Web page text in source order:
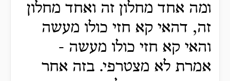
ומה אחד מחלון זה ואחד מחלון
זה, דהאי קא חזי כולו מעשה
והאי קא חזי כולו מעשה -
אמרת לא מצטרפי. בזה אחר